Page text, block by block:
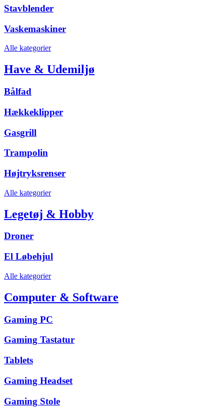
Stavblender
Vaskemaskiner
Alle kategorier
Have & Udemiljø
Bålfad
Hækkeklipper
Gasgrill
Trampolin
Højtryksrenser
Alle kategorier
Legetøj & Hobby
Droner
El Løbehjul
Alle kategorier
Computer & Software
Gaming PC
Gaming Tastatur
Tablets
Gaming Headset
Gaming Stole